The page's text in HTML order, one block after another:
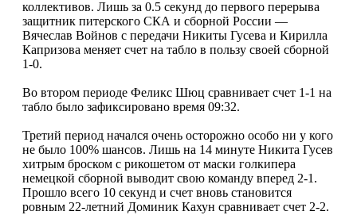
коллективов. Лишь за 0.5 секунд до первого перерыва
защитник питерского СКА и сборной России —
Вячеслав Войнов с передачи Никиты Гусева и Кирилла
Капризова меняет счет на табло в пользу своей сборной
1-0.
Во втором периоде Феликс Шюц сравнивает счет 1-1 на
табло было зафиксировано время 09:32.
Третий период начался очень осторожно особо ни у кого
не было 100% шансов. Лишь на 14 минуте Никита Гусев
хитрым броском с рикошетом от маски голкипера
немецкой сборной выводит свою команду вперед 2-1.
Прошло всего 10 секунд и счет вновь становится
ровным 22-летний Доминик Кахун сравнивает счет 2-2.